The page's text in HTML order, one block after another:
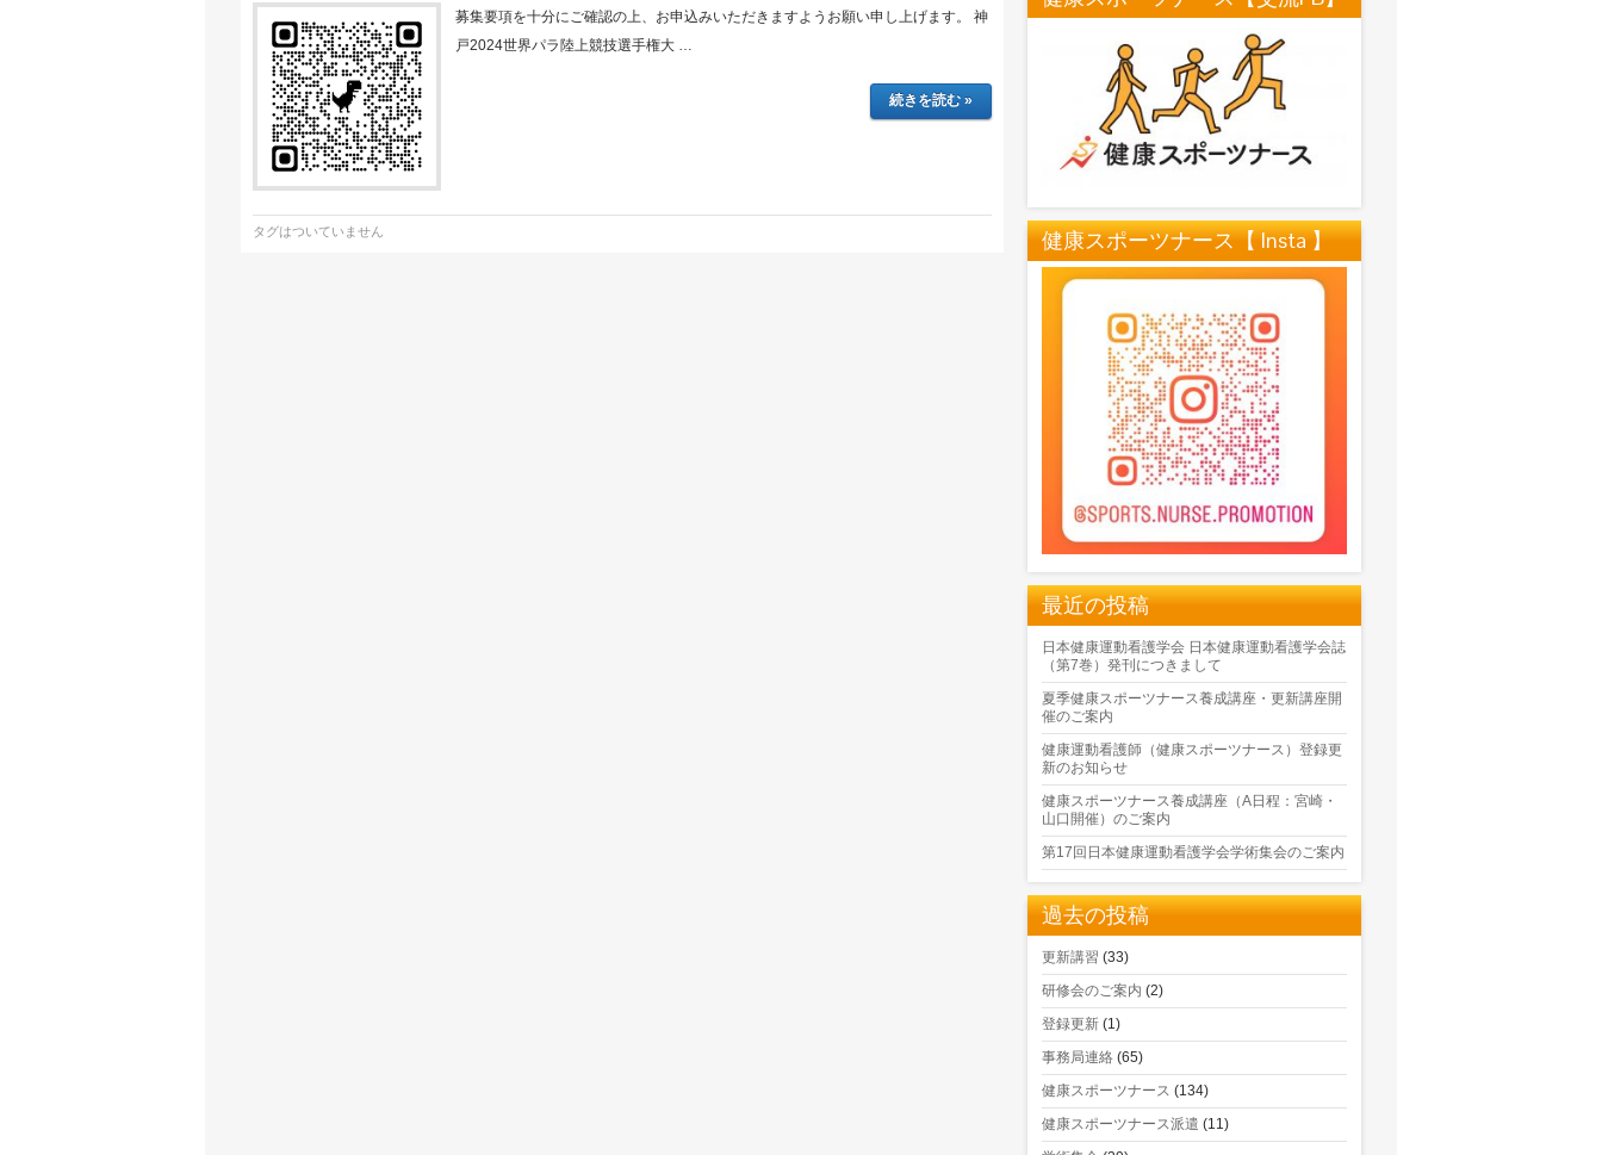
募集要項を十分にご確認の上、お申込みいただきますようお願い申し上げます。 神
戸2024世界パラ陸上競技選手権大 …
続きを読む »
タグはついていません 健康スポーツナース【 Insta 】
最近の投稿
日本健康運動看護学会 日本健康運動看護学会誌
（第7巻）発刊につきまして
夏季健康スポーツナース養成講座・更新講座開
催のご案内
健康運動看護師（健康スポーツナース）登録更
新のお知らせ
健康スポーツナース養成講座（A日程：宮崎・
山口開催）のご案内
第17回日本健康運動看護学会学術集会のご案内
過去の投稿
更新講習 (33)
研修会のご案内 (2)
登録更新 (1)
事務局連絡 (65)
健康スポーツナース (134)
健康スポーツナース派遣 (11)